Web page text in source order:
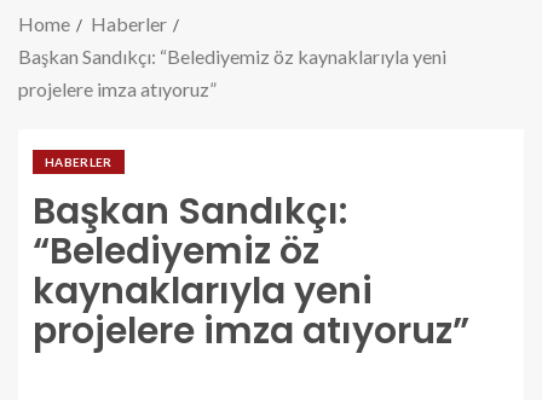
Home
Haberler
Başkan Sandıkçı: “Belediyemiz öz kaynaklarıyla yeni
projelere imza atıyoruz”
HABERLER
Başkan Sandıkçı:
“Belediyemiz öz
kaynaklarıyla yeni
projelere imza atıyoruz”